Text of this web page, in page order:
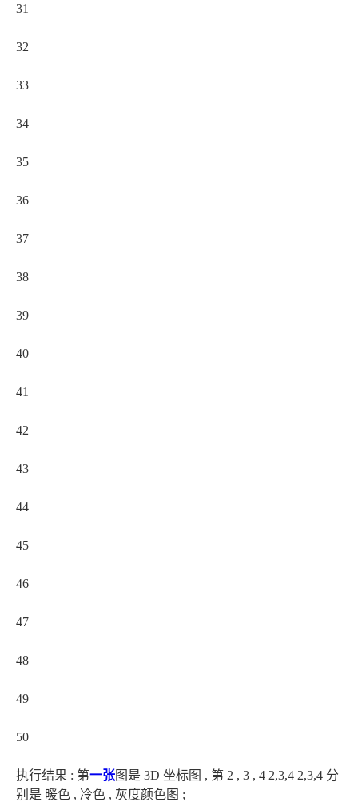
31
32
33
34
35
36
37
38
39
40
41
42
43
44
45
46
47
48
49
50
执行结果 : 第一张图是 3D 坐标图 , 第 2 , 3 , 4 2,3,4 2,3,4 分
别是 暖色 , 冷色 , 灰度颜色图 ;